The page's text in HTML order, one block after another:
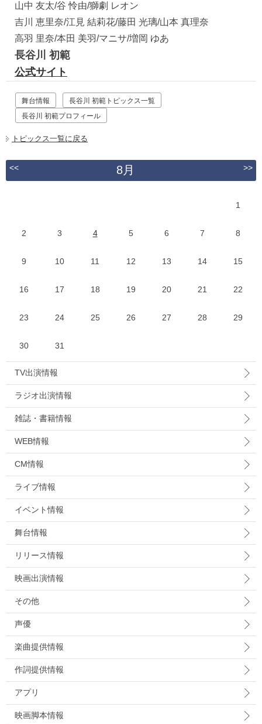
山中 友太/谷 怜由/獅劇 レオン
吉川 恵里奈/江見 結莉花/藤田 光璃/山本 真理奈
高羽 里奈/本田 美羽/マニサ/増岡 ゆあ
長谷川 初範
公式サイト
舞台情報
長谷川 初範トピックス一覧
長谷川 初範プロフィール
トピックス一覧に戻る
<< 8月 >>
1
2 3 4 5 6 7 8
9 10 11 12 13 14 15
16 17 18 19 20 21 22
23 24 25 26 27 28 29
30 31
TV出演情報
ラジオ出演情報
雑誌・書籍情報
WEB情報
CM情報
ライブ情報
イベント情報
舞台情報
リリース情報
映画出演情報
その他
声優
楽曲提供情報
作詞提供情報
アプリ
映画脚本情報